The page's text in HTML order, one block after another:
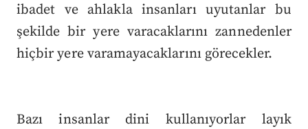
ibadet ve ahlakla insanları uyutanlar bu
şekilde bir yere varacaklarını zannedenler
hiçbir yere varamayacaklarını görecekler.
Bazı insanlar dini kullanıyorlar layık